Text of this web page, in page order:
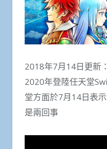
2018年7月14日更新
2020年登陸任天堂
堂方面於7月14日表
是兩回事